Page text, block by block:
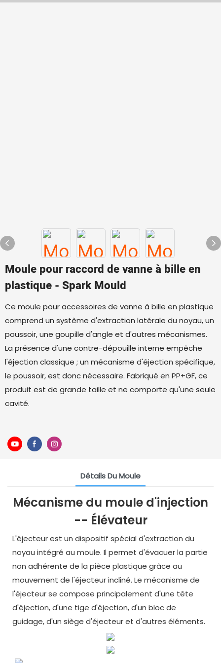
Moule pour raccord de vanne à bille en
plastique - Spark Mould
Ce moule pour accessoires de vanne à bille en plastique
comprend un système d'extraction latérale du noyau, un
poussoir, une goupille d'angle et d'autres mécanismes.
La présence d'une contre-dépouille interne empêche
l'éjection classique ; un mécanisme d'éjection spécifique,
le poussoir, est donc nécessaire. Fabriqué en PP+GF, ce
produit est de grande taille et ne comporte qu'une seule
cavité.
Détails Du Moule
Mécanisme du moule d'injection
-- Élévateur
L'éjecteur est un dispositif spécial d'extraction du
noyau intégré au moule. Il permet d'évacuer la partie
non adhérente de la pièce plastique grâce au
mouvement de l'éjecteur incliné. Le mécanisme de
l'éjecteur se compose principalement d'une tête
d'éjection, d'une tige d'éjection, d'un bloc de
guidage, d'un siège d'éjecteur et d'autres éléments.